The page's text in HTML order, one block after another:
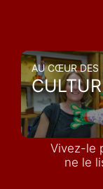
AU CŒUR DES
Vivez-le
ne le